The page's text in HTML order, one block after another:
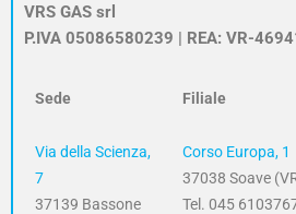
VRS GAS srl
P.IVA 05086580239 | REA: VR-
Sede
Via della Scienza,
7
37139 Bassone
Filiale
Corso Europa, 1
37038 Soave
Tel. 045